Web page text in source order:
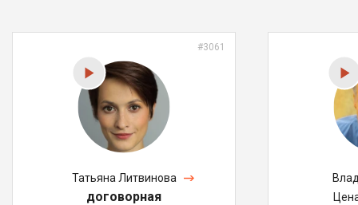
#3061
Татьяна Литвинова
договорная